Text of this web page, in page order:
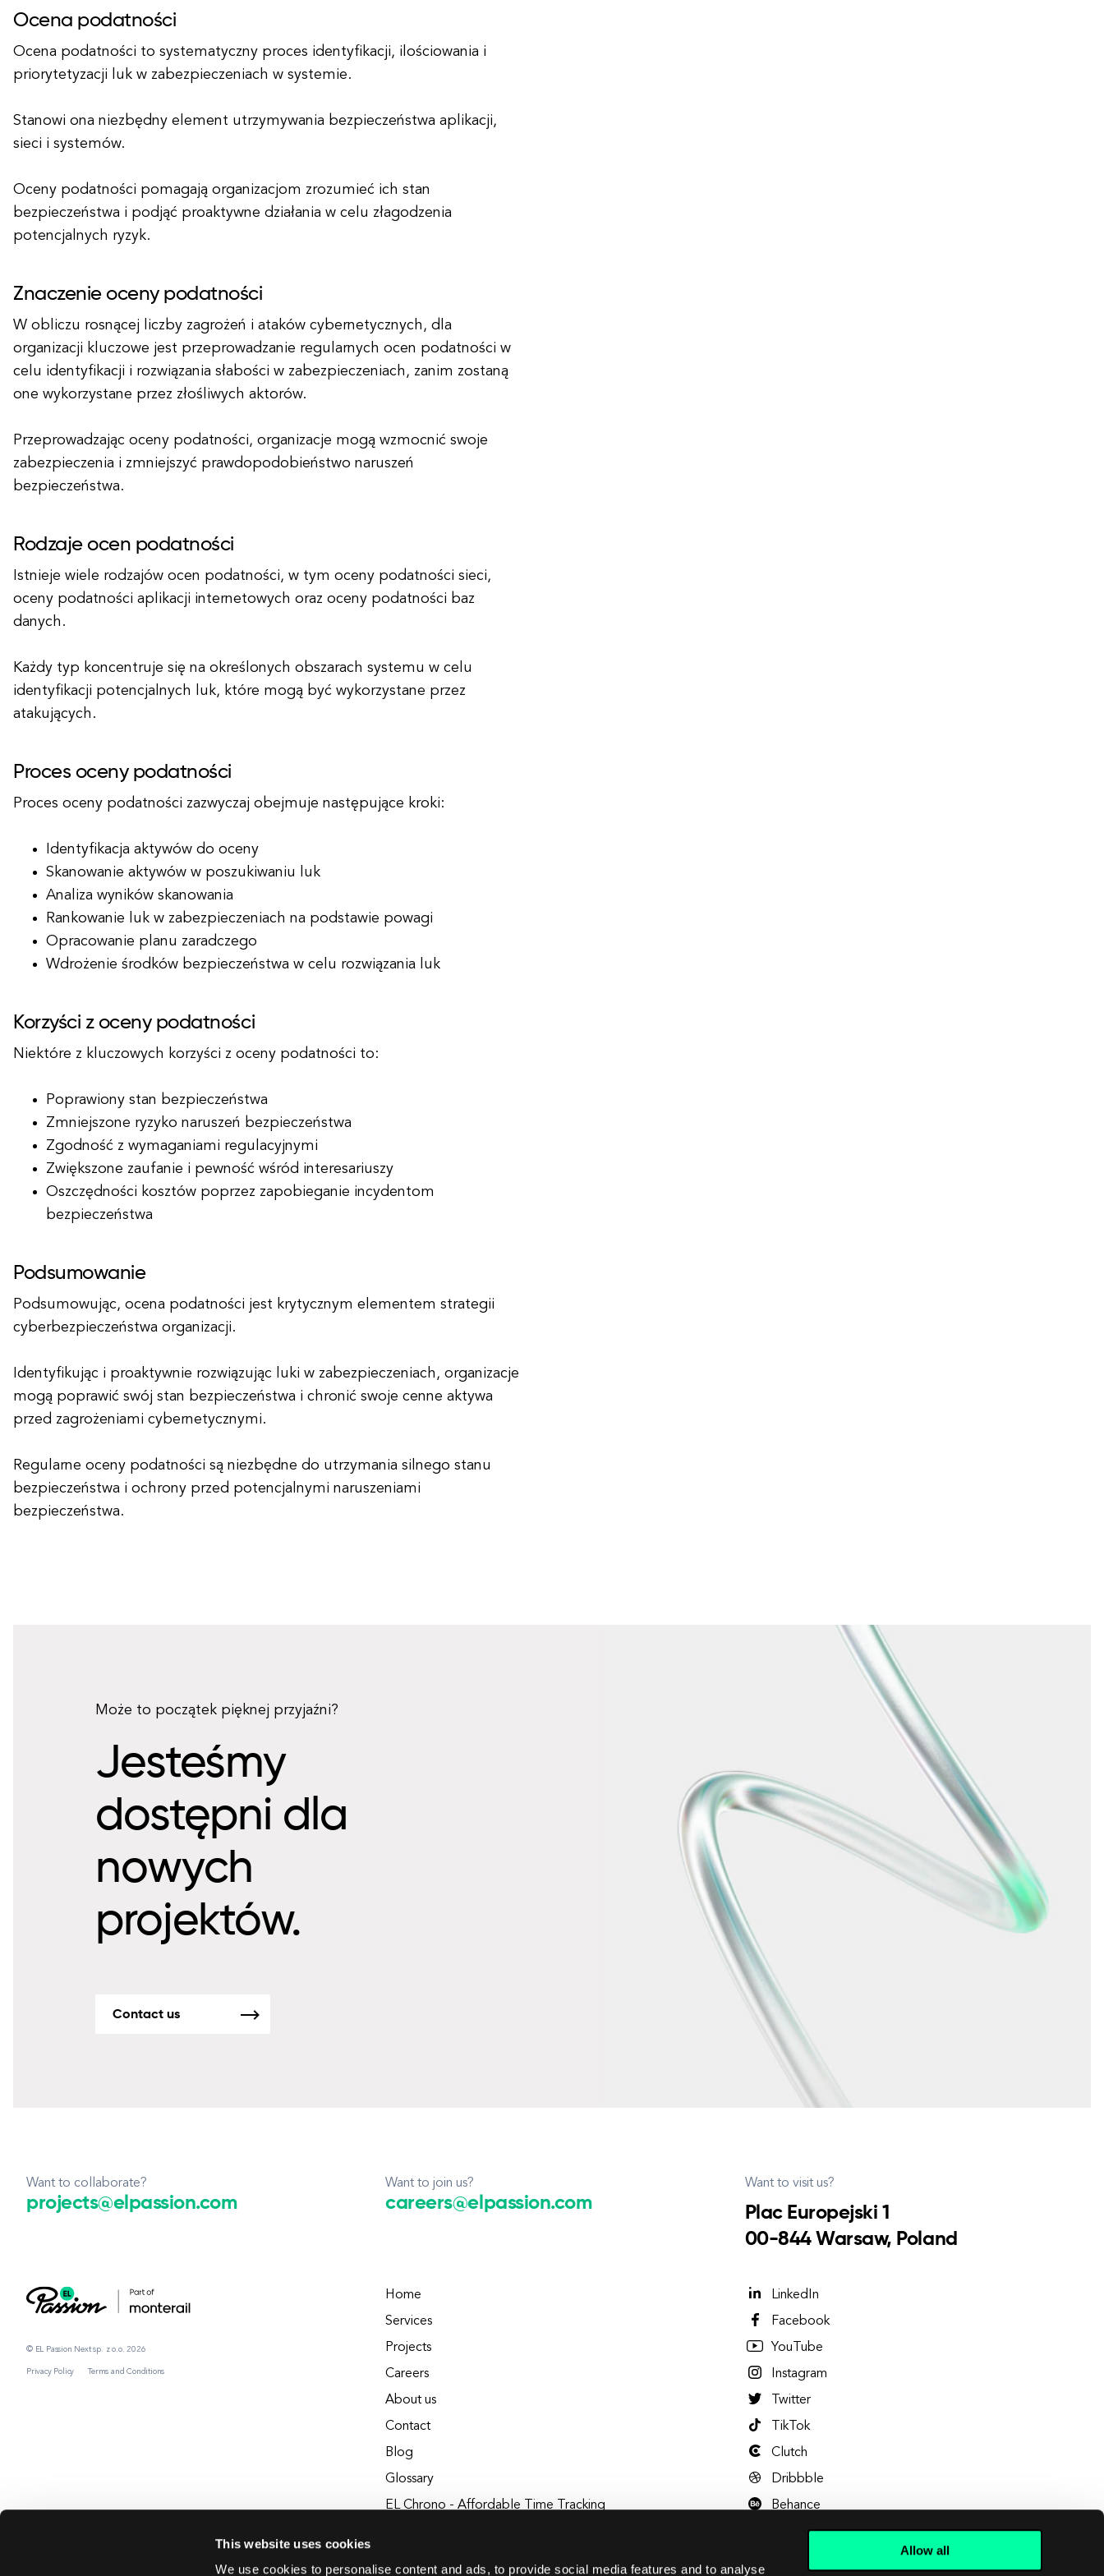
This website uses cookies
We use cookies to personalise content and ads, to provide social media features and to analyse
Allow all
Ocena podatności
Ocena podatności to systematyczny proces identyfikacji, ilościowania i
priorytetyzacji luk w zabezpieczeniach w systemie.
Stanowi ona niezbędny element utrzymywania bezpieczeństwa aplikacji,
sieci i systemów.
Oceny podatności pomagają organizacjom zrozumieć ich stan
bezpieczeństwa i podjąć proaktywne działania w celu złagodzenia
potencjalnych ryzyk.
Znaczenie oceny podatności
W obliczu rosnącej liczby zagrożeń i ataków cybernetycznych, dla
organizacji kluczowe jest przeprowadzanie regularnych ocen podatności w
celu identyfikacji i rozwiązania słabości w zabezpieczeniach, zanim zostaną
one wykorzystane przez złośliwych aktorów.
Przeprowadzając oceny podatności, organizacje mogą wzmocnić swoje
zabezpieczenia i zmniejszyć prawdopodobieństwo naruszeń
bezpieczeństwa.
Rodzaje ocen podatności
Istnieje wiele rodzajów ocen podatności, w tym oceny podatności sieci,
oceny podatności aplikacji internetowych oraz oceny podatności baz
danych.
Każdy typ koncentruje się na określonych obszarach systemu w celu
identyfikacji potencjalnych luk, które mogą być wykorzystane przez
atakujących.
Proces oceny podatności
Proces oceny podatności zazwyczaj obejmuje następujące kroki:
Identyfikacja aktywów do oceny
Skanowanie aktywów w poszukiwaniu luk
Analiza wyników skanowania
Rankowanie luk w zabezpieczeniach na podstawie powagi
Opracowanie planu zaradczego
Wdrożenie środków bezpieczeństwa w celu rozwiązania luk
Korzyści z oceny podatności
Niektóre z kluczowych korzyści z oceny podatności to:
Poprawiony stan bezpieczeństwa
Zmniejszone ryzyko naruszeń bezpieczeństwa
Zgodność z wymaganiami regulacyjnymi
Zwiększone zaufanie i pewność wśród interesariuszy
Oszczędności kosztów poprzez zapobieganie incydentom
bezpieczeństwa
Podsumowanie
Podsumowując, ocena podatności jest krytycznym elementem strategii
cyberbezpieczeństwa organizacji.
Identyfikując i proaktywnie rozwiązując luki w zabezpieczeniach, organizacje
mogą poprawić swój stan bezpieczeństwa i chronić swoje cenne aktywa
przed zagrożeniami cybernetycznymi.
Regularne oceny podatności są niezbędne do utrzymania silnego stanu
bezpieczeństwa i ochrony przed potencjalnymi naruszeniami
bezpieczeństwa.
Może to początek pięknej przyjaźni?
Jesteśmy
dostępni dla
nowych
projektów.
Contact us
Want to collaborate?
projects@elpassion.com
Want to join us?
careers@elpassion.com
Want to visit us?
Plac Europejski 1
00-844 Warsaw, Poland
© EL Passion Next sp. z o.o. 2026
Privacy Policy Terms and Conditions
Home
Services
Projects
Careers
About us
Contact
Blog
Glossary
EL Chrono - Affordable Time Tracking
LinkedIn
Facebook
YouTube
Instagram
Twitter
TikTok
Clutch
Dribbble
Behance